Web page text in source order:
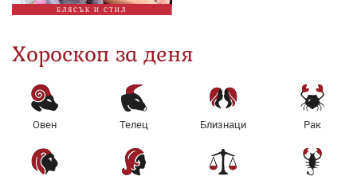
БЛЯСЪК И СТИЛ
Хороскоп за деня
Овен Телец Близнаци Рак